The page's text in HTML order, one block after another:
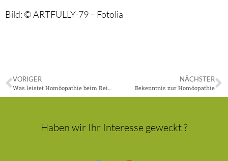
Bild: © ARTFULLY-79 – Fotolia
VORIGER
Was leistet Homöopathie beim Reizdarmsyndrom?
NÄCHSTER
Bekenntnis zur Homöopathie
Haben wir Ihr Interesse geweckt ?